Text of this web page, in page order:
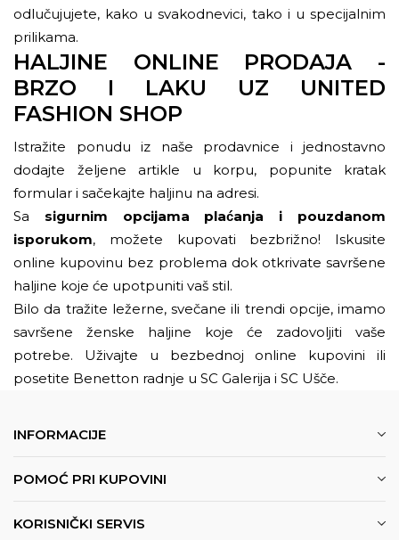
odlučujujete, kako u svakodnevici, tako i u specijalnim
prilikama.
HALJINE ONLINE PRODAJA -
BRZO I LAKU UZ UNITED
FASHION SHOP
Istražite ponudu iz naše prodavnice i jednostavno
dodajte željene artikle u korpu, popunite kratak
formular i sačekajte haljinu na adresi.
Sa sigurnim opcijama plaćanja i pouzdanom
isporukom, možete kupovati bezbrižno! Iskusite
online kupovinu bez problema dok otkrivate savršene
haljine koje će upotpuniti vaš stil.
Bilo da tražite ležerne, svečane ili trendi opcije, imamo
savršene ženske haljine koje će zadovoljiti vaše
potrebe. Uživajte u bezbednoj online kupovini ili
posetite Benetton radnje u SC Galerija i SC Ušče.
INFORMACIJE
POMOĆ PRI KUPOVINI
KORISNIČKI SERVIS